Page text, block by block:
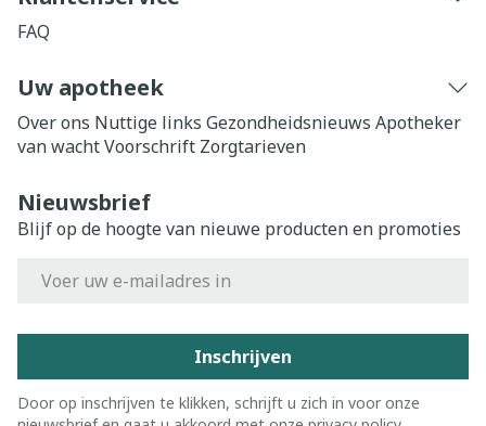
FAQ
Uw apotheek
Over ons Nuttige links Gezondheidsnieuws Apotheker
van wachtVoorschrift Zorgtarieven
Nieuwsbrief
Blijf op de hoogte van nieuwe producten en promoties
Inschrijven
Door op inschrijven te klikken, schrijft u zich in voor onze